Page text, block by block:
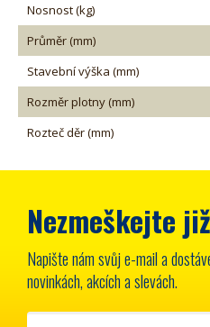
Nosnost (kg)
Průměr (mm)
Stavební výška (mm)
Rozměr plotny (mm)
Rozteč děr (mm)
Nezmeškejte
Napište nám svůj e-mail a
novinkách, akcích a slevách.